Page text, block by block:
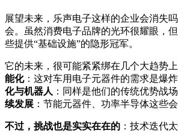
展望未来，乐声电子这样的企业会消失
会。虽然消费电子品牌的光环很耀眼，
些提供“基础设施”的隐形冠军。
它的未来，很可能紧紧绑在几个大趋势
能化：这对车用电子元器件的需求是爆
化与机器人 ：同样是他们的传统优势战
续发展 ：节能元器件、功率半导体这些
不过，挑战也是实实在在的 ：技术迭代